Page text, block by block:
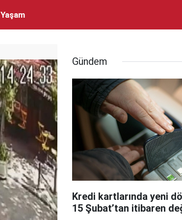
Yaşam
Gündem
Kredi kartlarında yeni
15 Şubat’tan itibaren